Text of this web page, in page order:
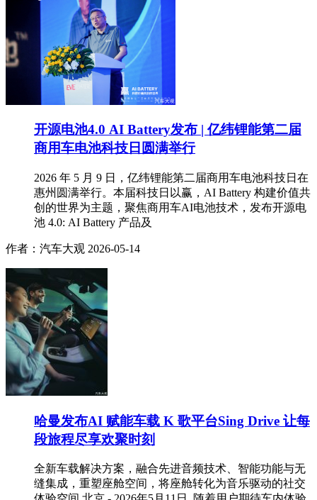
开源电池4.0 AI Battery发布 | 亿纬锂能第二届
商用车电池科技日圆满举行
2026 年 5 月 9 日，亿纬锂能第二届商用车电池科技日在
惠州圆满举行。本届科技日以赢，AI Battery 构建价值共
创的世界为主题，聚焦商用车AI电池技术，发布开源电
池 4.0: AI Battery 产品及
作者：汽车大观 2026-05-14
哈曼发布AI 赋能车载 K 歌平台Sing Drive 让每
段旅程尽享欢聚时刻
全新车载解决方案，融合先进音频技术、智能功能与无
缝集成，重塑座舱空间，将座舱转化为音乐驱动的社交